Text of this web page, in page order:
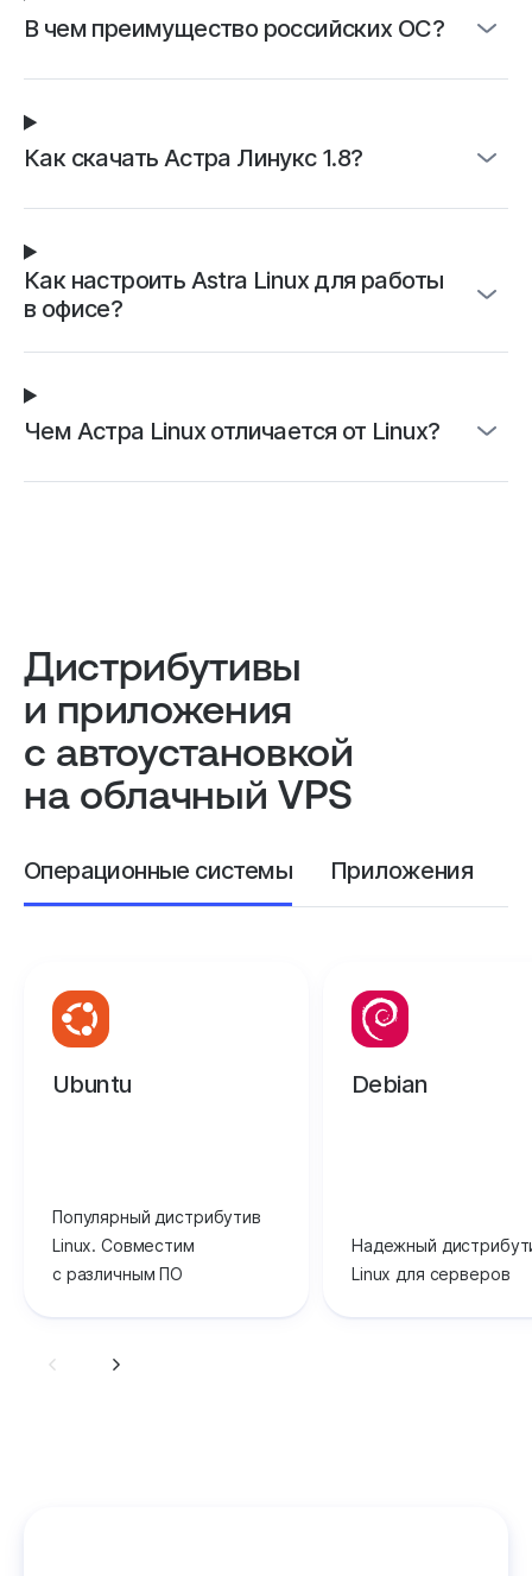
связалась с
В чем преимущество российских ОС?
Как скачать Астра Линукс 1.8?
Как настроить Astra Linux для работы
в офисе?
Чем Астра Linux отличается от Linux?
Дистрибутивы
и приложения
с автоустановкой
на облачный VPS
Операционные системы Приложения
Ubuntu
Популярный дистрибутив
Linux. Совместим
с различным ПО
Debian
Надежный
Linux для серверов